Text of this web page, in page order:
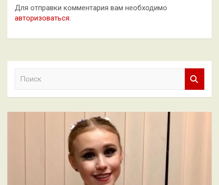
Для отправки комментария вам необходимо
авторизоваться.
к